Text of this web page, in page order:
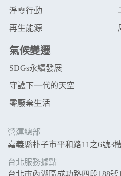
淨零行動
再生能源
氣候變遷
SDGs永續發展
守護下一代的天空
零廢棄生活
營運總部
嘉義縣朴子市平和路11之6號3
台北服務據點